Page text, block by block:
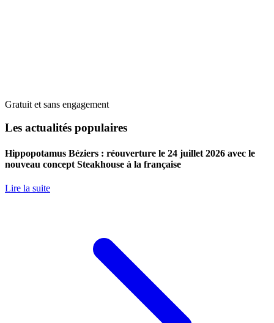
Gratuit et sans engagement
Les actualités populaires
Hippopotamus Béziers : réouverture le 24 juillet 2026 avec le
nouveau concept Steakhouse à la française
Lire la suite